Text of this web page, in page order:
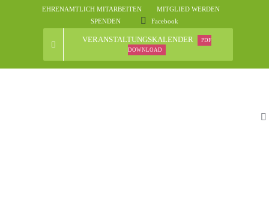
EHRENAMTLICH MITARBEITEN
MITGLIED WERDEN
SPENDEN
Facebook
VERANSTALTUNGSKALENDER
PDF
DOWNLOAD